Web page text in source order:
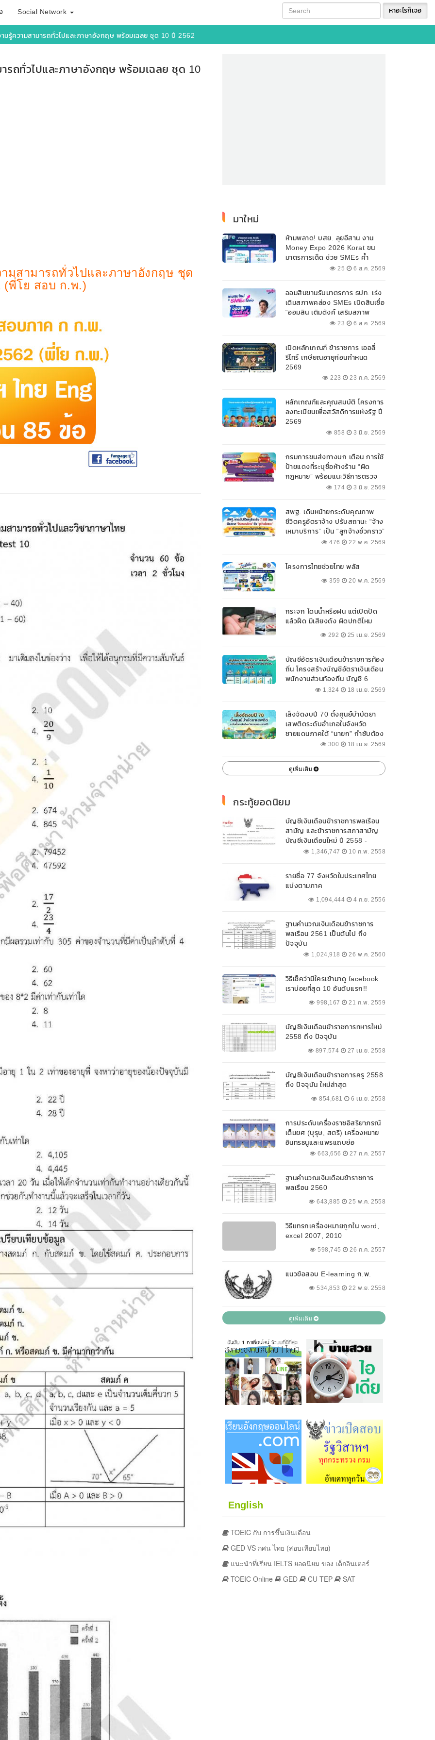
Social Network หาอะไรก็เจอ
รู้ความสามารถทั่วไปและภาษาอังกฤษ พร้อมเฉลย ชุด 10 ปี 2562
ถทั่วไปและภาษาอังกฤษ พร้อมเฉลย ชุด 10
มสามารถทั่วไปและภาษาอังกฤษ ชุด
(พี่โย สอบ ก.พ.)
มาใหม่
ห้ามพลาด! บสย. ลุยอีสาน งาน
Money Expo 2026 Korat ขน
มาตรการเด็ด ช่วย SMEs ค้ำ
ประกันสินเชื่อ-แก้หนี้ 7-9 ส.ค. 69
25 6 ส.ค. 2569
ออมสินขานรับมาตรการ ธปท. เร่ง
เติมสภาพคล่อง SMEs เปิดสินเชื่อ
“ออมสิน เติมตังค์ เสริมสภาพ
คล่อง” วงเงินรวม 2,000
วงเงินกู้สูงสุด 100% ของหลัก
ประกัน ผ่อนนานสูงสุด 10 ปี
23 6 ส.ค. 2569
เปิดหลักเกณฑ์ ข้าราชการ เออลี่
รีไทร์ เกษียณอายุก่อนกำหนด
2569
223 23 ก.ค. 2569
หลักเกณฑ์และคุณสมบัติ โครงการ
ลงทะเบียนเพื่อสวัสดิการแห่งรัฐ ปี
2569
858 3 มิ.ย. 2569
กรมการขนส่งทางบก เตือน การใช้
ป้ายแดงที่ระบุชื่อห้างร้าน “ผิด
กฎหมาย” พร้อมแนะวิธีการตรวจ
สอบป้ายแดงที่ถูกต้อง
174 3 มิ.ย. 2569
สพฐ. เดินหน้ายกระดับคุณภาพ
ชีวิตครูอัตราจ้าง ปรับสถานะ “จ้าง
เหมาบริการ” เป็น “ลูกจ้างชั่วคราว”
476 22 พ.ค. 2569
โครงการไทยช่วยไทย พลัส
359 20 พ.ค. 2569
กระจก โดนน้ำหรือฝน แต่เปิดปัด
แล้วฝืด มีเสียงดัง ผิดปกติไหม
292 25 เม.ย. 2569
บัญชีอัตราเงินเดือนข้าราชการท้อง
ถิ่น โครงสร้างบัญชีอัตราเงินเดือน
พนักงานส่วนท้องถิ่น บัญชี 6
1,324 18 เม.ย. 2569
เล็งจัดงบปี 70 ตั้งศูนย์บำบัดยา
เสพติดระดับอำเภอในจังหวัด
ชายแดนภาคใต้ “นายก” กำชับต้อง
ออกแบบเฉพาะให้สอดคล้องกับ
300 18 เม.ย. 2569
ดูเพิ่มเติม
กระทู้ยอดนิยม
บัญชีเงินเดือนข้าราชการพลเรือน
สามัญ และข้าราชการสภาสามัญ
บัญชีเงินเดือนใหม่ ปี 2558 -
2562 ปัจจุบัน1,346,747 10 ก.พ. 2558
รายชื่อ 77 จังหวัดในประเทศไทย
แบ่งตามภาค
1,094,444 4 ก.ย. 2556
ฐานคำนวณเงินเดือนข้าราชการ
พลเรือน 2561 เป็นต้นไป ถึง
ปัจจุบัน
1,024,918 26 พ.ค. 2560
วิธีเช็คว่ามีใครเข้ามาดู facebook
เราบ่อยที่สุด 10 อันดับแรก!!
998,167 21 ก.พ. 2559
บัญชีเงินเดือนข้าราชการทหารใหม่
2558 ถึง ปัจจุบัน
897,574 27 เม.ย. 2558
บัญชีเงินเดือนข้าราชการครู 2558
ถึง ปัจจุบัน ใหม่ล่าสุด
854,681 6 เม.ย. 2558
การประดับเครื่องราชอิสริยาภรณ์
เต็มยศ (บุรุษ, สตรี) เครื่องหมาย
อินทรธนูและแพรแถบย่อ
663,656 27 ก.ค. 2557
ฐานคำนวณเงินเดือนข้าราชการ
พลเรือน 2560
643,885 25 พ.ค. 2558
วิธีแทรกเครื่องหมายถูกใน word,
excel 2007, 2010
598,745 26 ก.ค. 2557
แนวข้อสอบ E-learning ก.พ.
534,853 22 พ.ย. 2558
ดูเพิ่มเติม
English
TOEIC กับ การขึ้นเงินเดือน
GED VS กศน ไทย (สอบเทียบไทย)
แนะนำที่เรียน IELTS ยอดนิยม ของ เด็กอินเตอร์
TOEIC Online
GED CU-TEP SAT